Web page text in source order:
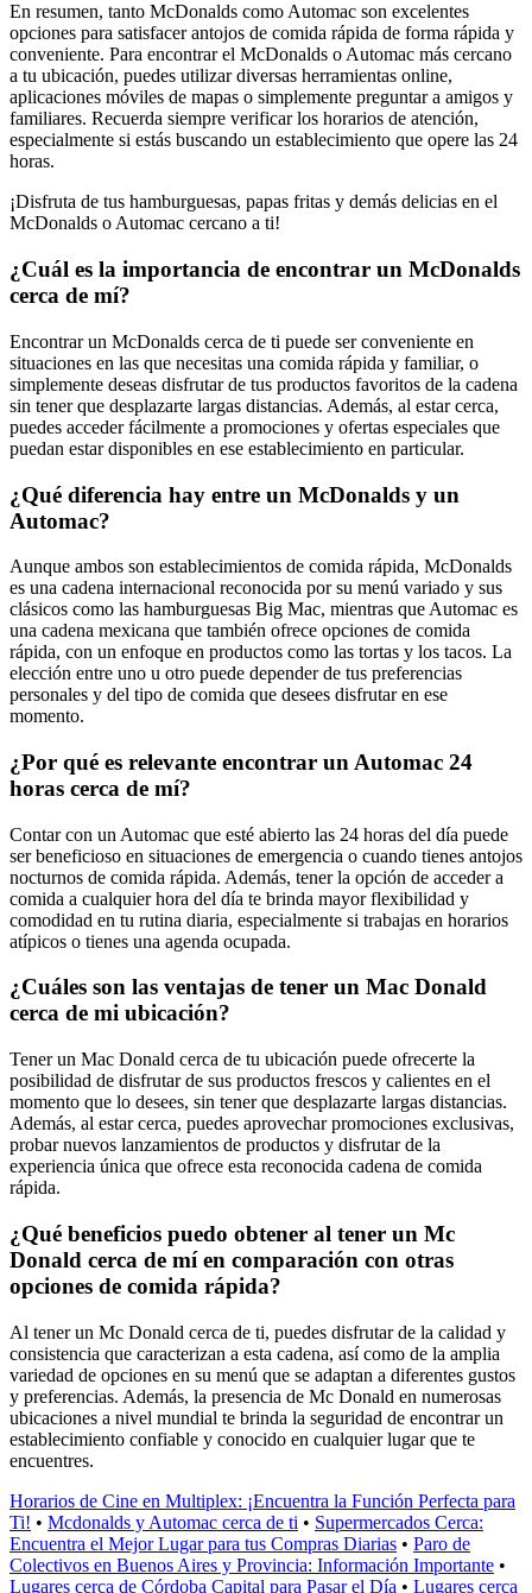
En resumen, tanto McDonalds como Automac son excelentes
opciones para satisfacer antojos de comida rápida de forma rápida y
conveniente. Para encontrar el McDonalds o Automac más cercano
a tu ubicación, puedes utilizar diversas herramientas online,
aplicaciones móviles de mapas o simplemente preguntar a amigos y
familiares. Recuerda siempre verificar los horarios de atención,
especialmente si estás buscando un establecimiento que opere las 24
horas.
¡Disfruta de tus hamburguesas, papas fritas y demás delicias en el
McDonalds o Automac cercano a ti!
¿Cuál es la importancia de encontrar un McDonalds
cerca de mí?
Encontrar un McDonalds cerca de ti puede ser conveniente en
situaciones en las que necesitas una comida rápida y familiar, o
simplemente deseas disfrutar de tus productos favoritos de la cadena
sin tener que desplazarte largas distancias. Además, al estar cerca,
puedes acceder fácilmente a promociones y ofertas especiales que
puedan estar disponibles en ese establecimiento en particular.
¿Qué diferencia hay entre un McDonalds y un
Automac?
Aunque ambos son establecimientos de comida rápida, McDonalds
es una cadena internacional reconocida por su menú variado y sus
clásicos como las hamburguesas Big Mac, mientras que Automac es
una cadena mexicana que también ofrece opciones de comida
rápida, con un enfoque en productos como las tortas y los tacos. La
elección entre uno u otro puede depender de tus preferencias
personales y del tipo de comida que desees disfrutar en ese
momento.
¿Por qué es relevante encontrar un Automac 24
horas cerca de mí?
Contar con un Automac que esté abierto las 24 horas del día puede
ser beneficioso en situaciones de emergencia o cuando tienes antojos
nocturnos de comida rápida. Además, tener la opción de acceder a
comida a cualquier hora del día te brinda mayor flexibilidad y
comodidad en tu rutina diaria, especialmente si trabajas en horarios
atípicos o tienes una agenda ocupada.
¿Cuáles son las ventajas de tener un Mac Donald
cerca de mi ubicación?
Tener un Mac Donald cerca de tu ubicación puede ofrecerte la
posibilidad de disfrutar de sus productos frescos y calientes en el
momento que lo desees, sin tener que desplazarte largas distancias.
Además, al estar cerca, puedes aprovechar promociones exclusivas,
probar nuevos lanzamientos de productos y disfrutar de la
experiencia única que ofrece esta reconocida cadena de comida
rápida.
¿Qué beneficios puedo obtener al tener un Mc
Donald cerca de mí en comparación con otras
opciones de comida rápida?
Al tener un Mc Donald cerca de ti, puedes disfrutar de la calidad y
consistencia que caracterizan a esta cadena, así como de la amplia
variedad de opciones en su menú que se adaptan a diferentes gustos
y preferencias. Además, la presencia de Mc Donald en numerosas
ubicaciones a nivel mundial te brinda la seguridad de encontrar un
establecimiento confiable y conocido en cualquier lugar que te
encuentres.
Horarios de Cine en Multiplex: ¡Encuentra la Función Perfecta para
Ti! • Mcdonalds y Automac cerca de ti • Supermercados Cerca:
Encuentra el Mejor Lugar para tus Compras Diarias • Paro de
Colectivos en Buenos Aires y Provincia: Información Importante •
Lugares cerca de Córdoba Capital para Pasar el Día • Lugares cerca